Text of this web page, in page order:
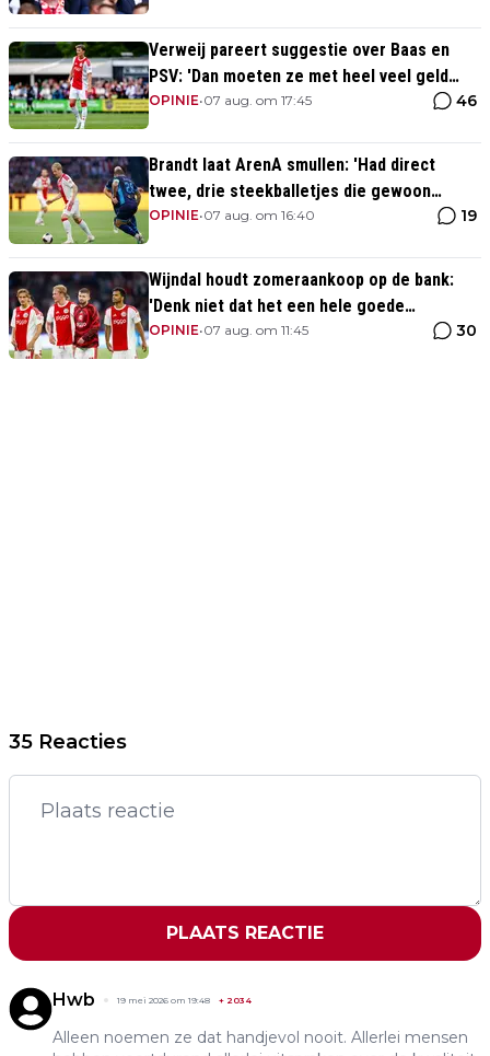
Verweij pareert suggestie over Baas en
PSV: 'Dan moeten ze met heel veel geld
over de brug komen'
OPINIE•07 aug. om 17:45 46
Brandt laat ArenA smullen: 'Had direct
twee, drie steekballetjes die gewoon
perfect waren'
OPINIE•07 aug. om 16:40 19
Wijndal houdt zomeraankoop op de bank:
'Denk niet dat het een hele goede
verdediger is'
OPINIE•07 aug. om 11:45 30
35 Reacties
PLAATS REACTIE
Hwb 19 mei 2026 om 19:48 + 2034
Alleen noemen ze dat handjevol nooit. Allerlei mensen